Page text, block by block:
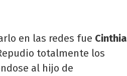
en las redes fue Cinthia
totalmente los
al hijo de